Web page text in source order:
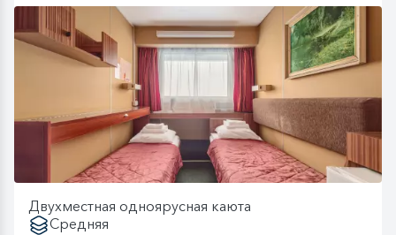
Двухместная одноярусная каюта
Средняя